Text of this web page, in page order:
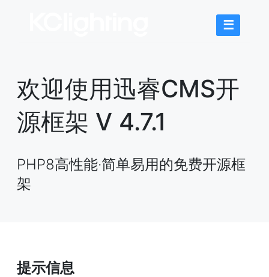
☰
欢迎使用迅睿CMS开
源框架 V 4.7.1
PHP8高性能·简单易用的免费开源框
架
提示信息